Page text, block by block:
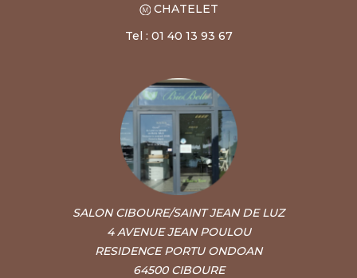
CHATELET
Tel : 01 40 13 93 67
SALON CIBOURE/SAINT JEAN DE LUZ
4 AVENUE JEAN POULOU
RESIDENCE PORTU ONDOAN
64500 CIBOURE